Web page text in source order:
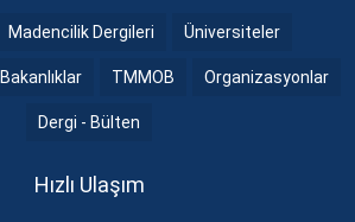
Madencilik Dergileri Üniversiteler
Bakanlıklar TMMOB Organizasyonlar
Dergi - Bülten
Hızlı Ulaşım